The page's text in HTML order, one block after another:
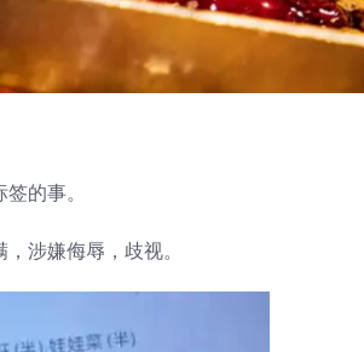
的事。
涉嫌侮辱，歧视。